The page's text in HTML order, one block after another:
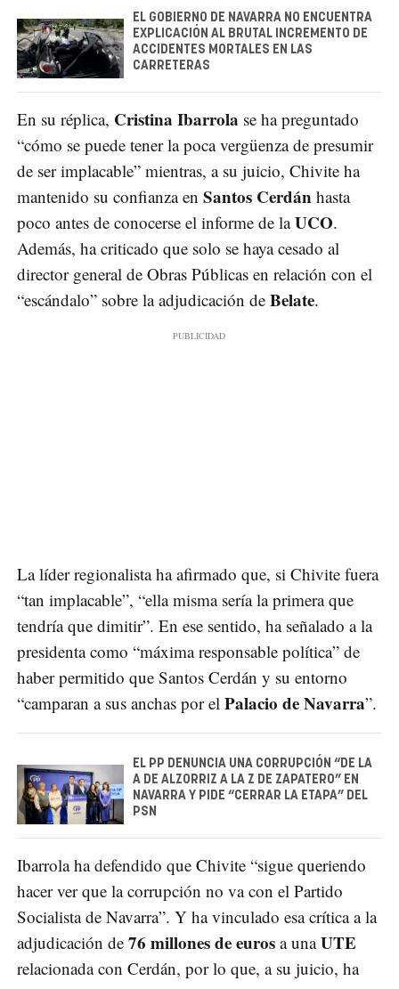
EL GOBIERNO DE NAVARRA NO ENCUENTRA
EXPLICACIÓN AL BRUTAL INCREMENTO DE
ACCIDENTES MORTALES EN LAS
CARRETERAS
En su réplica, Cristina Ibarrola se ha preguntado
“cómo se puede tener la poca vergüenza de presumir
de ser implacable” mientras, a su juicio, Chivite ha
mantenido su confianza en Santos Cerdán hasta
poco antes de conocerse el informe de laUCO.
Además, ha criticado que solo se haya cesado al
director general de Obras Públicas en relación con el
“escándalo” sobre la adjudicación de Belate.
La líder regionalista ha afirmado que, si Chivite fuera
“tan implacable”, “ella misma sería la primera que
tendría que dimitir”. En ese sentido, ha señalado a la
presidenta como “máxima responsable política” de
haber permitido que Santos Cerdán y su entorno
“camparan a sus anchas por el Palacio de Navarra”.
EL PP DENUNCIA UNA CORRUPCIÓN “DE LA
A DE ALZORRIZ A LA Z DE ZAPATERO” EN
NAVARRA Y PIDE “CERRAR LA ETAPA” DEL
PSN
Ibarrola ha defendido que Chivite “sigue queriendo
hacer ver que la corrupción no va con el Partido
Socialista de Navarra”. Y ha vinculado esa crítica a la
adjudicación de 76 millones de euros a unaUTE
relacionada con Cerdán, por lo que, a su juicio, ha